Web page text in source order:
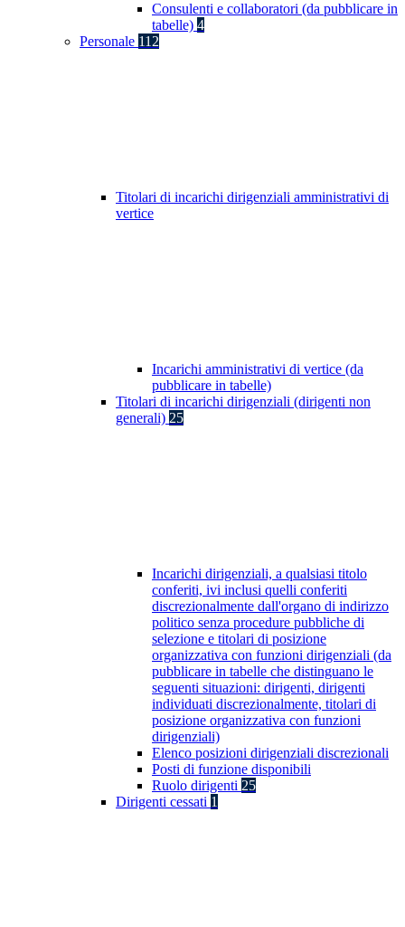
Consulenti e collaboratori (da pubblicare in
tabelle) 4
Personale 112
Titolari di incarichi dirigenziali amministrativi di
vertice
Incarichi amministrativi di vertice (da
pubblicare in tabelle)
Titolari di incarichi dirigenziali (dirigenti non
generali) 25
Incarichi dirigenziali, a qualsiasi titolo
conferiti, ivi inclusi quelli conferiti
discrezionalmente dall'organo di indirizzo
politico senza procedure pubbliche di
selezione e titolari di posizione
organizzativa con funzioni dirigenziali (da
pubblicare in tabelle che distinguano le
seguenti situazioni: dirigenti, dirigenti
individuati discrezionalmente, titolari di
posizione organizzativa con funzioni
dirigenziali)
Elenco posizioni dirigenziali discrezionali
Posti di funzione disponibili
Ruolo dirigenti 25
Dirigenti cessati 1